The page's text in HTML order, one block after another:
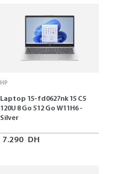
HP
Laptop 15-fd0627nk 15 C5
120U 8 Go 512 Go W11H6 -
Silver
7.290 DH